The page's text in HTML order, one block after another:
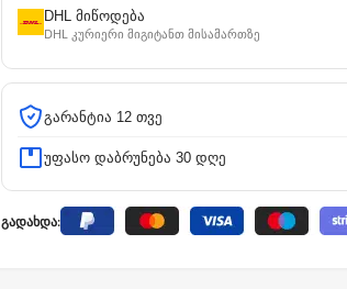
DHL მიწოდება
DHL კურიერი მიგიტანთ მისამართზე
გარანტია 12 თვე
უფასო დაბრუნება 30 დღე
გადახდა: